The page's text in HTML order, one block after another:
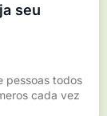
seu
pessoas todos
cada vez